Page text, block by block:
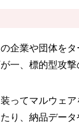
企業や団体をタ
一、標的型攻
ってマルウェ
り、納品デー